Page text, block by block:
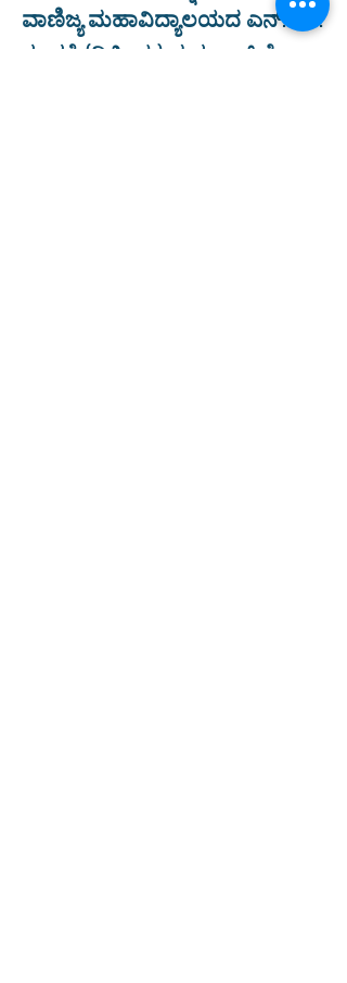
ವಾಣಿಜ್ಯ ಮಹಾವಿದ್ಯಾಲಯದ ಎನ್.ಸಿ.ಸಿ.
ತಂಡಕ್ಕೆ (ದ್ವಿತೀಯ) ಮತ್ತು ಎಸ್.ಜೆ.ಎಂ.